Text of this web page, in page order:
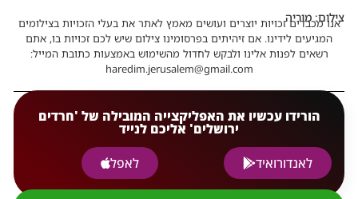
צילום: מוריה
אנו מכבדים זכויות יוצרים ועושים מאמץ לאתר את בעלי הזכויות בצילומים
המגיעים לידינו. אם זיהיתים בפרסומינו צילום שיש לכם זכויות בו, אתם
רשאים לפנות אלינו ולבקש לחדול מהשימוש באמצעות כתובת המייל:
haredim.jerusalem@gmail.com
הורידו עכשיו את האפליקצייה המובילה של 'חרדים
ירושלים' אליכם לנייד
לאנדורואיד
לאפל